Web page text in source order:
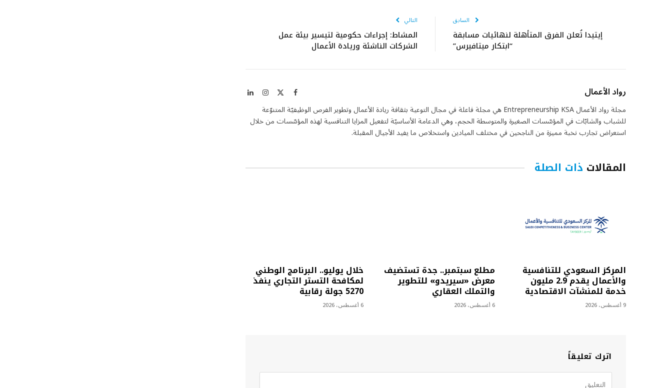
السابق
إيتيدا تُعلن الفرق المتأهلة لنهائيات مسابقة
“ابتكار ميتافيرس”
التالي
المشاط: إجراءات حكومية لتيسير بيئة عمل
الشركات الناشئة وريادة الأعمال
رواد الأعمال فيسبوك الانستغرام
لينكدإن
مجلة رواد الأعمال Entrepreneurship KSA هي مجلة فاعلة في مجال التوعية بثقافة ريادة الأعمال وتطوير الفرص الوظيفيّة المتنوّعة
للشباب والشابّات في المؤسّسات الصغيرة والمتوسطة الحجم، وهي الدعامة الأساسيّة لتفعيل المزايا التنافسية لهذه المؤسّسات من خلال
استعراض تجارب نخبة مميزة من الناجحين في مختلف الميادين واستخلاص ما يفيد الأجيال المقبلة.
المقالات ذات الصلة
المركز السعودي للتنافسية
والأعمال يقدم 2.9 مليون
خدمة للمنشآت الاقتصادية
9 أغسطس، 2026
مطلع سبتمبر.. جدة تستضيف
معرض «سيريدو» للتطوير
والتملك العقاري
6 أغسطس، 2026
خلال يوليو.. البرنامج الوطني
لمكافحة التستر التجاري ينفذ
5270 جولة رقابية
6 أغسطس، 2026
اترك تعليقاً